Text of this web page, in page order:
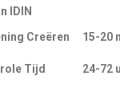
IDIN
Creëren
15-20
Tijd 24-72